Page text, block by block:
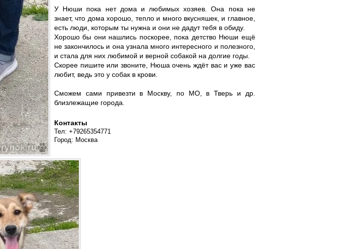
У Нюши пока нет дома и любимых хозяев. Она пока не
знает, что дома хорошо, тепло и много вкусняшек, и главное,
есть люди, которым ты нужна и они не дадут тебя в обиду.
Хорошо бы они нашлись поскорее, пока детство Нюши ещё
не закончилось и она узнала много интересного и полезного,
и стала для них любимой и верной собакой на долгие годы.
Скорее пишите или звоните, Нюша очень ждёт вас и уже вас
любит, ведь это у собак в крови.
Сможем сами привезти в Москву, по МО, в Тверь и др.
близлежащие города.
Контакты
Тел: +79265354771
Город: Москва